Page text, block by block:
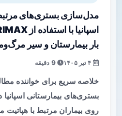
بار بیمارستان و سیر
9 دقیقه
خلاصه سریع برای خواننده